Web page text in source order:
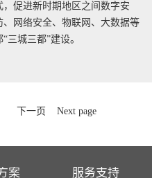
促进新时期地区之间数字安
网络安全、物联网、大数据等
三城三都”建设。
下一页 Next page
案 服务支持